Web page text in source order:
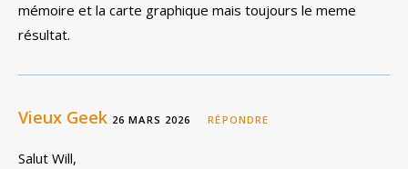
mémoire et la carte graphique mais toujours le meme
résultat.
Vieux Geek 26 MARS 2026 RÉPONDRE
Salut Will,